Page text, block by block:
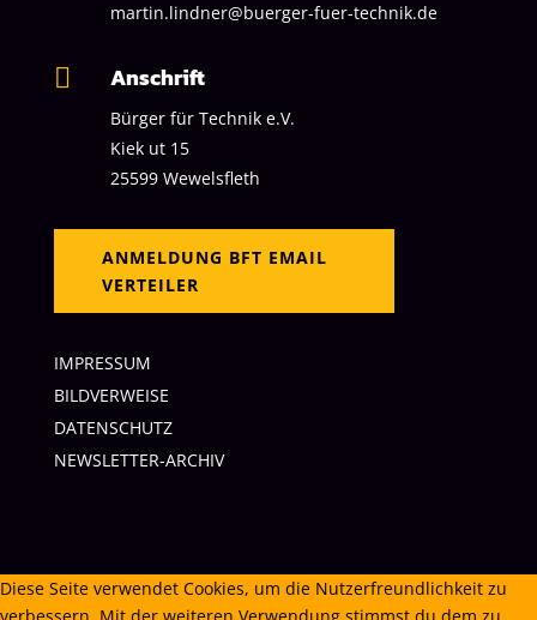
martin.lindner@buerger-fuer-technik.de
 Anschrift
Bürger für Technike.V.
Kiek ut 15
25599 Wewelsfleth
ANMELDUNG BFT EMAIL
VERTEILER
IMPRESSUM
BILDVERWEISE
DATENSCHUTZ
NEWSLETTER-ARCHIV
Diese Seite verwendet Cookies, um die Nutzerfreundlichkeit zu